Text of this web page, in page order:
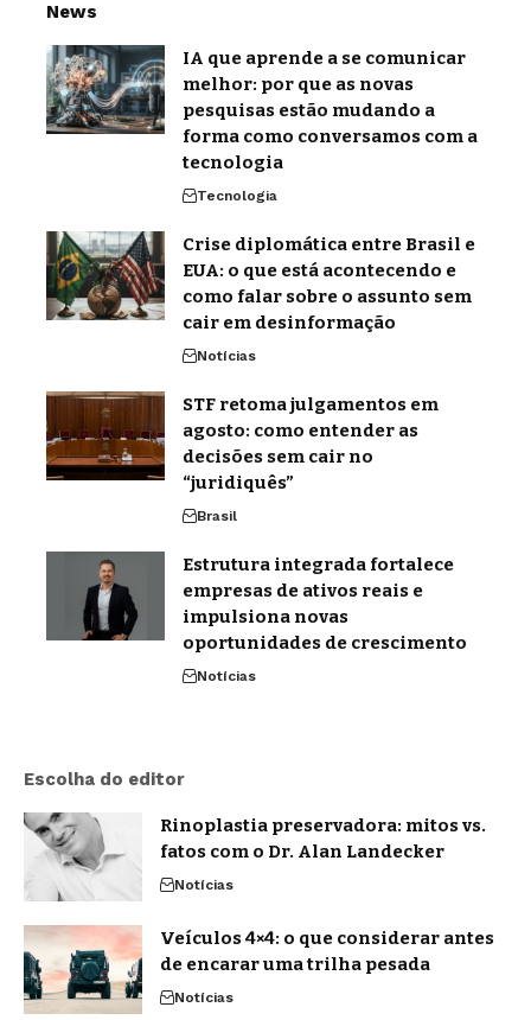
News
IA que aprende a se comunicar
melhor: por que as novas
pesquisas estão mudando a
forma como conversamos com a
tecnologia
Tecnologia
Crise diplomática entre Brasil e
EUA: o que está acontecendo e
como falar sobre o assunto sem
cair em desinformação
Notícias
STF retoma julgamentos em
agosto: como entender as
decisões sem cair no
“juridiquês”
Brasil
Estrutura integrada fortalece
empresas de ativos reais e
impulsiona novas
oportunidades de crescimento
Notícias
Escolha do editor
Rinoplastia preservadora: mitos vs.
fatos com o Dr. Alan Landecker
Notícias
Veículos 4×4: o que considerar antes
de encarar uma trilha pesada
Notícias